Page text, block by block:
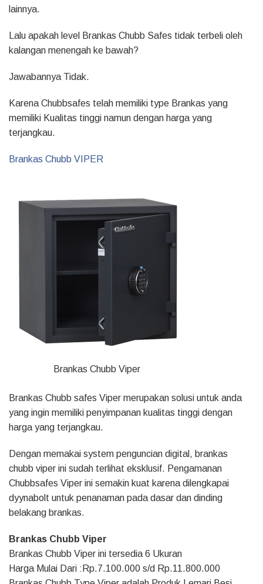
lainnya.
Lalu apakah level Brankas Chubb Safes tidak terbeli oleh
kalangan menengah ke bawah?
Jawabannya Tidak.
Karena Chubbsafes telah memiliki type Brankas yang
memiliki Kualitas tinggi namun dengan harga yang
terjangkau.
Brankas Chubb VIPER
Brankas Chubb Viper
Brankas Chubb safes Viper merupakan solusi untuk anda
yang ingin memiliki penyimpanan kualitas tinggi dengan
harga yang terjangkau.
Dengan memakai system penguncian digital, brankas
chubb viper ini sudah terlihat eksklusif. Pengamanan
Chubbsafes Viper ini semakin kuat karena dilengkapai
dyynabolt untuk penanaman pada dasar dan dinding
belakang brankas.
Brankas Chubb Viper
Brankas Chubb Viper ini tersedia 6 Ukuran
Harga Mulai Dari :Rp.7.100.000 s/d Rp.11.800.000